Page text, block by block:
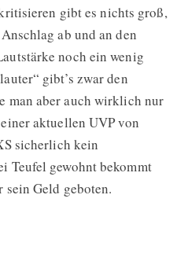
gibt es nichts groß,
ab und an den
noch ein wenig
gibt’s zwar den
man aber auch wirklich nur
aktuellen UVP von
sicherlich kein
Teufel gewohnt bekommt
sein Geld geboten.